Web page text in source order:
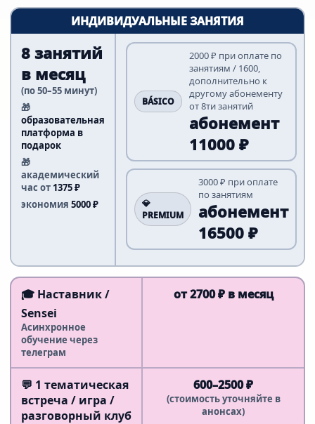
ИНДИВИДУАЛЬНЫЕ ЗАНЯТИЯ
8 занятий
в месяц
(по 50–55 минут)
🎁
образовательная
платформа в
подарок
🎁
академический
час от 1375 ₽
экономия 5000 ₽
BÁSICO
2000 ₽ при оплате по
занятиям / 1600,
дополнительно к
другому абонементу
от 8ти занятий
абонемент
11000 ₽
💎
PREMIUM
3000 ₽ при оплате
по занятиям
абонемент
16500 ₽
🎓 Наставник /
Sensei
Асинхронное
обучение через
телеграм
от 2700 ₽ в месяц
💬 1 тематическая
встреча / игра /
разговорный клуб
600–2500 ₽
(стоимость уточняйте в
анонсах)